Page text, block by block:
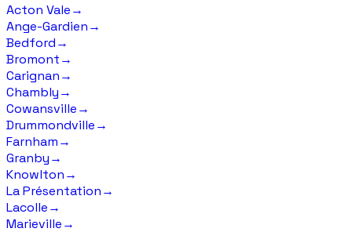
Acton Vale→
Ange-Gardien→
Bedford→
Bromont→
Carignan→
Chambly→
Cowansville→
Drummondville→
Farnham→
Granby→
Knowlton→
La Présentation→
Lacolle→
Marieville→